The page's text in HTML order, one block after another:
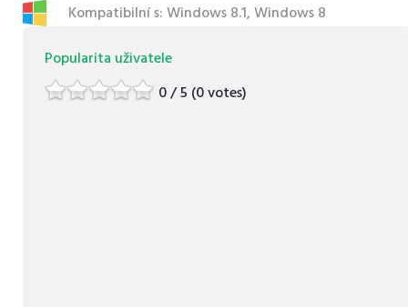
Kompatibilní s: Windows 8.1, Windows 8
Popularita uživatele
0 / 5 (0 votes)